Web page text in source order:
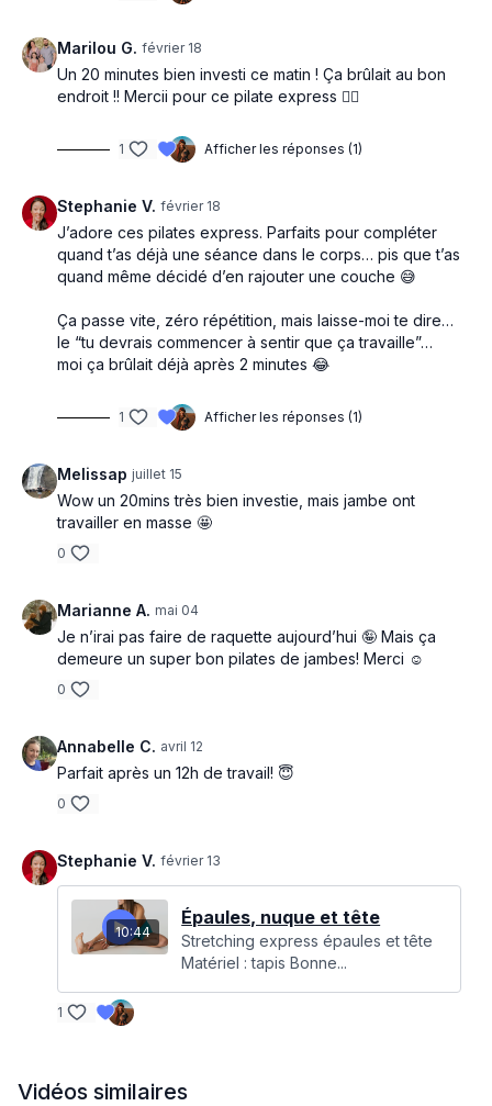
Marilou G. février 18
Un 20 minutes bien investi ce matin ! Ça brûlait au bon
endroit !! Mercii pour ce pilate express 🧘‍♀️
1 Afficher les réponses (1)
Stephanie V. février 18
J’adore ces pilates express. Parfaits pour compléter
quand t’as déjà une séance dans le corps… pis que t’as
quand même décidé d’en rajouter une couche 😅
Ça passe vite, zéro répétition, mais laisse-moi te dire…
le “tu devrais commencer à sentir que ça travaille”…
moi ça brûlait déjà après 2 minutes 😂
1 Afficher les réponses (1)
Melissap juillet 15
Wow un 20mins très bien investie, mais jambe ont
travailler en masse 🤩
0
Marianne A. mai 04
Je n’irai pas faire de raquette aujourd’hui 🤪 Mais ça
demeure un super bon pilates de jambes! Merci ☺️
0
Annabelle C. avril 12
Parfait après un 12h de travail! 😇
0
Stephanie V. février 13
10:44
Épaules, nuque et tête
Stretching express épaules et tête
Matériel : tapis Bonne...
1
Vidéos similaires